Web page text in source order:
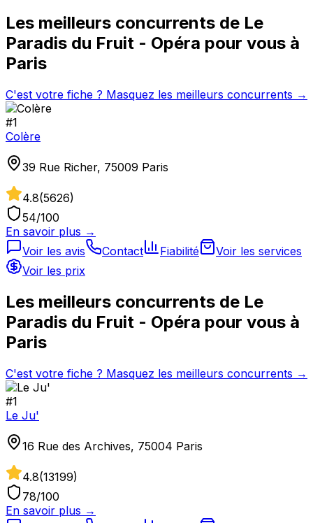
Les meilleurs concurrents de Le
Paradis du Fruit - Opéra pour vous à
Paris
C'est votre fiche ? Masquez les meilleurs concurrents →
#1
Colère
39 Rue Richer, 75009 Paris
4.8(5626)
54/100
En savoir plus →
Voir les avis
Contact Fiabilité
Voir les services
Voir les prix
Les meilleurs concurrents de Le
Paradis du Fruit - Opéra pour vous à
Paris
C'est votre fiche ? Masquez les meilleurs concurrents →
#1
Le Ju'
16 Rue des Archives, 75004 Paris
4.8(13199)
78/100
En savoir plus →